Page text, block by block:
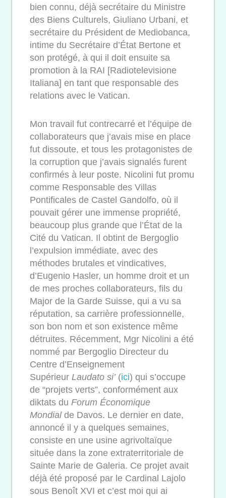
bien connu, déjà secrétaire du Ministre
des Biens Culturels, Giuliano Urbani, et
secrétaire du Président de Mediobanca,
intime du Secrétaire d’État Bertone et
son protégé, à qui il doit ensuite sa
promotion à la RAI [Radiotelevisione
Italiana] en tant que responsable des
relations avec le Vatican.
Mon travail fut contrecarré et l’équipe de
collaborateurs que j’avais mise en place
fut dissoute, et tous les protagonistes de
la corruption que j’avais signalés furent
confirmés à leur poste. Nicolini fut promu
comme Responsable des Villas
Pontificales de Castel Gandolfo, où il
pouvait gérer une immense propriété,
beaucoup plus grande que l’État de la
Cité du Vatican. Il obtint de Bergoglio
l’expulsion immédiate, avec des
méthodes brutales et vindicatives,
d’Eugenio Hasler, un homme droit et un
de mes proches collaborateurs, fils du
Major de la Garde Suisse, qui a vu sa
réputation, sa carrière professionnelle,
son bon nom et son existence même
détruites. Récemment, Mgr Nicolini a été
nommé par Bergoglio Directeur du
Centre d’Enseignement
Supérieur Laudato si’ (ici) qui s’occupe
de “projets verts”, conformément aux
diktats du Forum Économique
Mondialde Davos. Le dernier en date,
annoncé il y a quelques semaines,
consiste en une usine agrivoltaïque
située dans la zone extraterritoriale de
Sainte Marie de Galeria. Ce projet avait
déjà été proposé par le Cardinal Lajolo
sous Benoît XVI et c’est moi qui ai